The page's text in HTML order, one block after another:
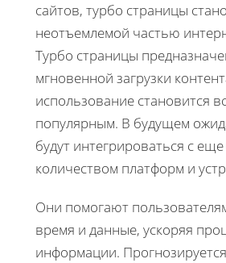
сайтов, турбо страницы
неотъемлемой частью
Турбо страницы
мгновенной загрузки
использование становится
популярным. В будущем
будут интегрироваться с
количеством платформ и
Они помогают
время и данные, ускоряя
информации.